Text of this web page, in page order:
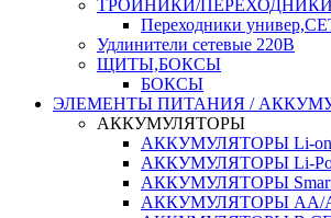
ТРОЙНИКИ/
Переходники
Удлинители сетевые 220В
ЩИТЫ,БОКСЫ
БОКСЫ
ЭЛЕМЕНТЫ ПИТАНИЯ /
АККУМУЛЯТОРЫ
АККУМУЛЯТОРЫ Li-
АККУМУЛЯТОРЫ Li-
АККУМУЛЯТОРЫ Smart
АККУМУЛЯТОРЫ АА/